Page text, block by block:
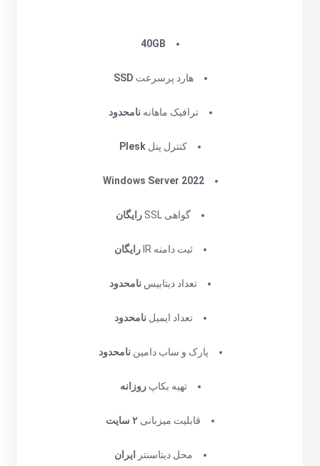
‌40GB
هارد پرسرعت SSD
ترافیک ماهانهنامحدود
کنترل پنل Plesk
Windows Server 2022
گواهی SSL رایگان
ثبت دامنه IR رایگان
تعداد دیتابیس نامحدود
تعداد ایمیلنامحدود
پارک و ساب دامیننامحدود
تهیه بکاپروزانه
قابلیت میزبانی ۲ سایت
محل دیتاسنتر ایران